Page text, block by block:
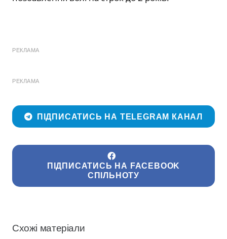
РЕКЛАМА
РЕКЛАМА
ПІДПИСАТИСЬ НА TELEGRAM КАНАЛ
ПІДПИСАТИСЬ НА FACEBOOK
СПІЛЬНОТУ
Схожі матеріали